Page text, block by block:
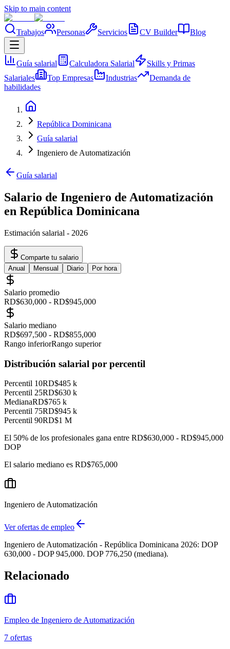
Skip to main content
Trabajos Personas Servicios CV Builder Blog
Guía salarial Calculadora Salarial
Skills y Primas
Salariales
Top Empresas Industrias
Demanda de
habilidades
República Dominicana
Guía salarial
Ingeniero de Automatización
Guía salarial
Salario de Ingeniero de Automatización
en República Dominicana
Estimación salarial - 2026
Comparte tu salario
Anual
Mensual Diario Por hora
Salario promedio
RD$630,000 - RD$945,000
Salario mediano
RD$697,500 - RD$855,000
Rango inferiorRango superior
Distribución salarial por percentil
Percentil 10RD$485 k
Percentil 25RD$630 k
MedianaRD$765 k
Percentil 75RD$945 k
Percentil 90RD$1 M
El 50% de los profesionales gana entre RD$630,000 - RD$945,000
DOP
El salario mediano es RD$765,000
Ingeniero de Automatización
Ver ofertas de empleo
Ingeniero de Automatización - República Dominicana 2026: DOP
630,000 - DOP 945,000. DOP 776,250 (mediana).
Relacionado
Empleo de Ingeniero de Automatización
7 ofertas